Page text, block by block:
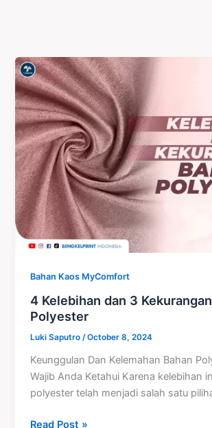
Bahan Kaos MyComfort
4 Kelebihan dan 3
Polyester
Luki Saputro/October 8, 2024
Keunggulan Dan Kelemahan Bahan
Wajib Anda Ketahui Karena kelebihan
polyester telah menjadi salah satu
4
Kelebihan
dan
3
Kekurangan
Bahan
Polyester
Read Post »